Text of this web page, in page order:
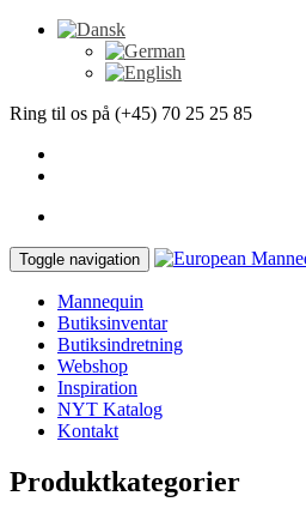
Ring til os på (+45) 70 25 25 85
Toggle navigation
Mannequin
Butiksinventar
Butiksindretning
Webshop
Inspiration
NYT Katalog
Kontakt
Produktkategorier